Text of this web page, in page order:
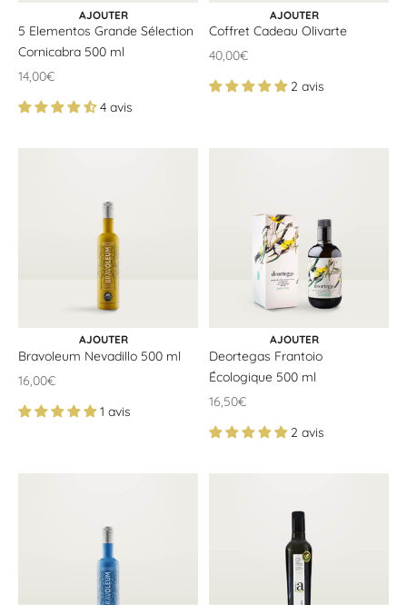
AJOUTER AU PANIER
AJOUTER
5 Elementos Grande Sélection
Cornicabra 500 ml
Offrir un prix
14,00€
4 avis
AJOUTER AU PANIER
AJOUTER
Coffret Cadeau Olivarte
Offrir un prix
40,00€
2 avis
CHOISIR LES OPTIONS
AJOUTER
Bravoleum Nevadillo 500 ml
Offrir un prix
16,00€
1 avis
CHOISIR LES OPTIONS
AJOUTER
Deortegas Frantoio
Écologique 500 ml
Offrir un prix
16,50€
2 avis